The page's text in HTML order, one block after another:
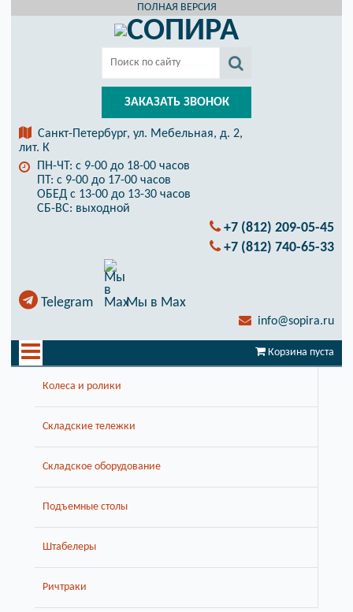
ПОЛНАЯ ВЕРСИЯ
ЗАКАЗАТЬ ЗВОНОК
Санкт-Петербург, ул. Мебельная, д. 2,
лит. К
ПН-ЧТ: с 9-00 до 18-00 часов
ПТ: с 9-00 до 17-00 часов
ОБЕД с 13-00 до 13-30 часов
СБ-ВС: выходной
+7 (812) 209-05-45
+7 (812) 740-65-33
Telegram Мы в Max
info@sopira.ru
Корзина пуста
Колеса и ролики
Складские тележки
Складское оборудование
Подъемные столы
Штабелеры
Ричтраки